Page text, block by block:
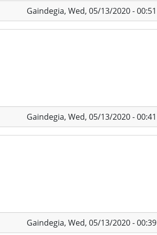
Gaindegia, Wed, 05/13/2020 - 00:51
Gaindegia, Wed, 05/13/2020 - 00:41
Gaindegia, Wed, 05/13/2020 - 00:39